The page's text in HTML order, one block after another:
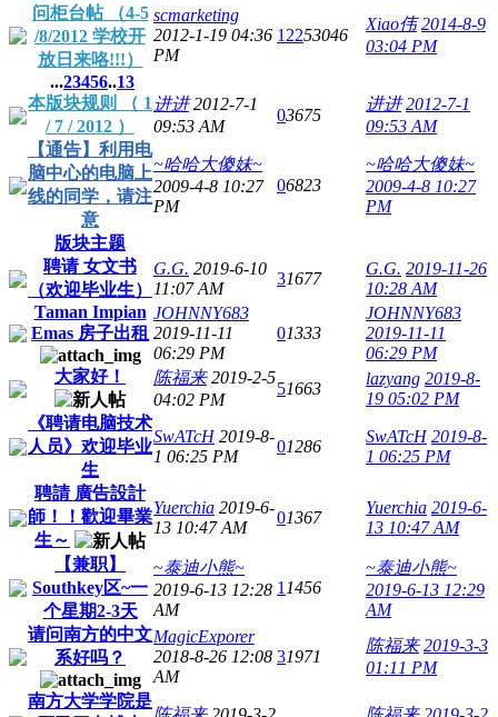
问柜台帖 （4-5
/8/2012 学校开
放日来咯!!!）
...23456..13
scmarketing
2012-1-19 04:36
PM
12253046
Xiao伟 2014-8-9
03:04 PM
本版块规则 （ 1
/ 7 / 2012 ）
进进 2012-7-1
09:53 AM
03675
进进 2012-7-1
09:53 AM
【通告】利用电
脑中心的电脑上
线的同学，请注
意
~哈哈大傻妹~
2009-4-8 10:27
PM
06823
~哈哈大傻妹~
2009-4-8 10:27
PM
版块主题
聘请 女文书
（欢迎毕业生）
G.G. 2019-6-10
11:07 AM
31677
G.G. 2019-11-26
10:28 AM
Taman Impian
Emas 房子出租
JOHNNY683
2019-11-11
06:29 PM
01333
JOHNNY683
2019-11-11
06:29 PM
大家好！
陈福来 2019-2-5
04:02 PM
51663
lazyang 2019-8-
19 05:02 PM
《聘请电脑技术
人员》欢迎毕业
生
SwATcH 2019-8-
1 06:25 PM
01286
SwATcH 2019-8-
1 06:25 PM
聘請 廣告設計
師！！歡迎畢業
生～
Yuerchia 2019-6-
13 10:47 AM
01367
Yuerchia 2019-6-
13 10:47 AM
【兼职】
Southkey区~一
个星期2-3天
~泰迪小熊~
2019-6-13 12:28
AM
1 1456
~泰迪小熊~
2019-6-13 12:29
AM
请问南方的中文
系好吗？
MagicExporer
2018-8-26 12:08
AM
31971
陈福来 2019-3-3
01:11 PM
南方大学学院是